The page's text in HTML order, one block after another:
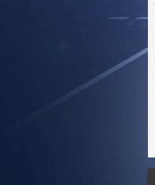
DOCUMENTS UTILES
CLIQUEZ ICI